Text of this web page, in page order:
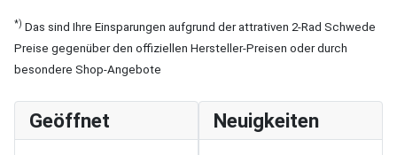
*) Das sind Ihre Einsparungen aufgrund der attrativen 2-Rad Schwede
Preise gegenüber den offiziellen Hersteller-Preisen oder durch
besondere Shop-Angebote
Geöffnet Neuigkeiten